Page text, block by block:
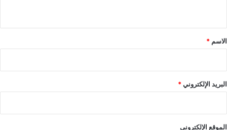
*
الاسم *
البريد الإلكتروني*
الموقع الإلكتروني